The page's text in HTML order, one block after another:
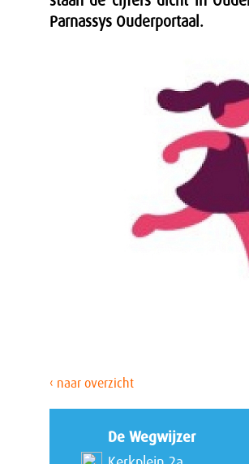
Parnassys Ouderportaal.
‹ naar overzicht
De Wegwijzer